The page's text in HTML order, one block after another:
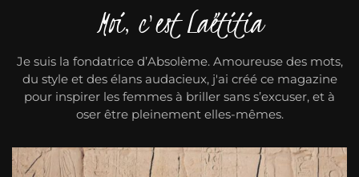
Moi, c'est Laëtitia
Je suis la fondatrice d’Absolème. Amoureuse des mots,
du style et des élans audacieux, j'ai créé ce magazine
pour inspirer les femmes à briller sans s’excuser, et à
oser être pleinement elles-mêmes.